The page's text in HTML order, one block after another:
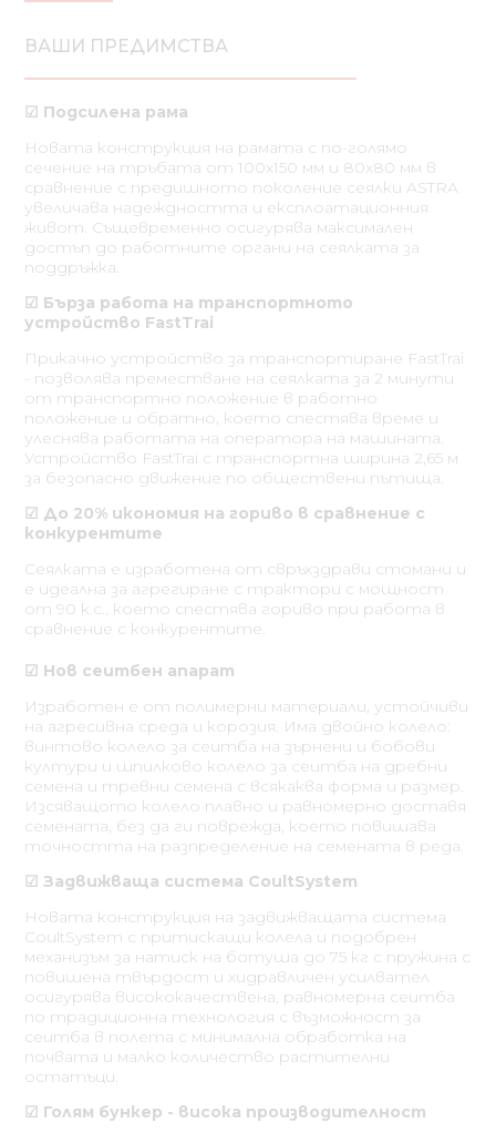
ВАШИ ПРЕДИМСТВА
☑ Подсилена рама
Новата конструкция на рамата с по-голямо
сечение на тръбата от 100x150 мм и 80x80 мм в
сравнение с предишното поколение сеялки ASTRA
увеличава надеждността и експлоатационния
живот. Същевременно осигурява максимален
достъп до работните органи на сеялката за
поддръжка.
☑ Бърза работа на транспортното
устройство FastTrai
Прикачно устройство за транспортиране FastTrai
- позволява преместване на сеялката за 2 минути
от транспортно положение в работно
положение и обратно, което спестява време и
улеснява работата на оператора на машината.
Устройство FastTrai с транспортна ширина 2,65 м
за безопасно движение по обществени пътища.
☑ До 20% икономия на гориво в сравнение с
конкурентите
Сеялката е изработена от свръхздрави стомани и
е идеална за агрегиране с трактори с мощност
от 90 к.с., което спестява гориво при работа в
сравнение с конкурентите.
☑ Нов сеитбен апарат
Изработен е от полимерни материали, устойчиви
на агресивна среда и корозия. Има двойно колело:
винтово колело за сеитба на зърнени и бобови
култури и шпилково колело за сеитба на дребни
семена и тревни семена с всякаква форма и размер.
Изсяващото колело плавно и равномерно доставя
семената, без да ги поврежда, което повишава
точността на разпределение на семената в реда.
☑ Задвижваща система CoultSystem
Новата конструкция на задвижващата система
CoultSystem с притискащи колела и подобрен
механизъм за натиск на ботуша до 75 кг с пружина с
повишена твърдост и хидравличен усилвател
осигурява висококачествена, равномерна сеитба
по традиционна технология с възможност за
сеитба в полета с минимална обработка на
почвата и малко количество растителни
остатъци.
☑ Голям бункер - висока производителност